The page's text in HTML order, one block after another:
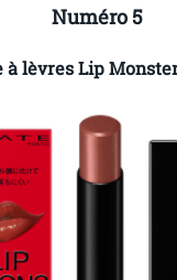
Numéro 5
à lèvres Lip